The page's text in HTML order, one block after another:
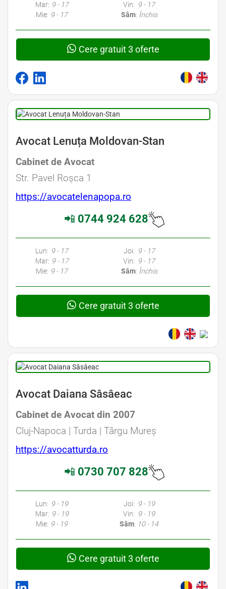
Mar: 9 - 17
Mie: 9 - 17
Vin: 9 - 17
Sâm: Închis
Cere gratuit 3 oferte
Avocat Lenuța Moldovan-Stan
Cabinet de Avocat
Str. Pavel Roșca 1
https://avocatelenapopa.ro
📲 0744 924 628
Lun: 9 - 17
Mar: 9 - 17
Mie: 9 - 17
Joi: 9 - 17
Vin: 9 - 17
Sâm: Închis
Cere gratuit 3 oferte
Avocat Daiana Sâsâeac
Cabinet de Avocat din 2007
Cluj-Napoca | Turda | Târgu Mureș
https://avocatturda.ro
📲 0730 707 828
Lun: 9 - 19
Mar: 9 - 19
Mie: 9 - 19
Joi: 9 - 19
Vin: 9 - 19
Sâm: 10 - 14
Cere gratuit 3 oferte